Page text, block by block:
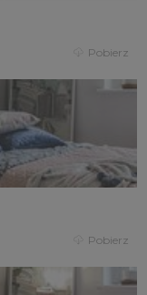
Pobierz
Pobierz